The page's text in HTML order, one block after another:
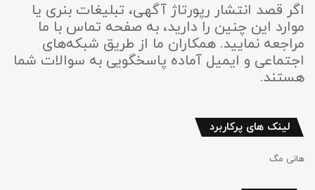
اگر قصد انتشار رپورتاژ آگهی، تبلیغات بنری یا
موارد این چنین را دارید، به صفحه تماس با ما
مراجعه نمایید. همکاران ما از طریق شبکه‌های
اجتماعی و ایمیل آماده پاسخگویی به سوالات شما
هستند.
لینک های پرکاربرد
هانی مگ